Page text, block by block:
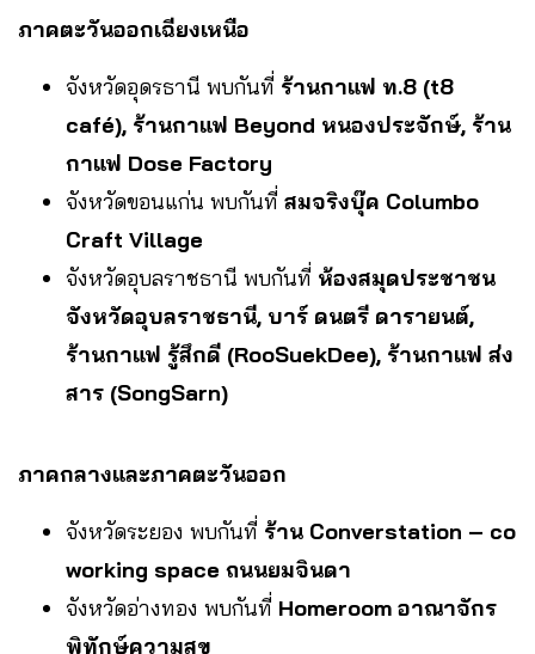
ภาคตะวันออกเฉียงเหนือ
จังหวัดอุดรธานี พบกันที่ ร้านกาแฟ ท.8 (t8
café), ร้านกาแฟ Beyond หนองประจักษ์, ร้าน
กาแฟ Dose Factory
จังหวัดขอนแก่น พบกันที่ สมจริงบุ๊ค Columbo
Craft Village
จังหวัดอุบลราชธานี พบกันที่ ห้องสมุดประชาชน
จังหวัดอุบลราชธานี, บาร์ ดนตรี ดารายนต์,
ร้านกาแฟ รู้สึกดี (RooSuekDee), ร้านกาแฟ ส่ง
สาร (SongSarn)
ภาคกลางและภาคตะวันออก
จังหวัดระยอง พบกันที่ ร้าน Converstation – co
working space ถนนยมจินดา
จังหวัดอ่างทอง พบกันที่ Homeroom อาณาจักร
พิทักษ์ความสุข